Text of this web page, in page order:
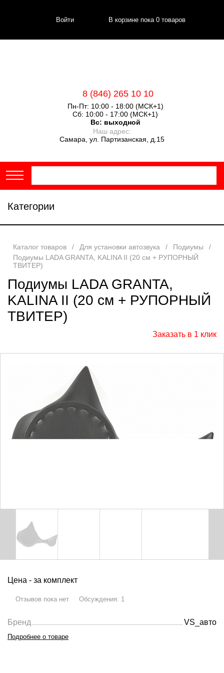
Войти В корзине пока 0товаров
8 (846) 265 10 10
Пн-Пт: 10:00 - 18:00 (МСК+1)
Сб: 10:00 - 17:00 (МСК+1)
Вс: выходной
Наш адрес:
Самара, ул. Партизанская, д.15
Категории
Каталог товаров / Для установки автозвука / Подиумы
/
Подиумы LADA GRANTA, KALINA II (20 см + РУПОРНЫЙ
ТВИТЕР)
Подиумы LADA GRANTA,
KALINA II (20 см + РУПОРНЫЙ
ТВИТЕР)
Заказать в 1 клик
Цена - за комплект
Отзывов пока нет Обсуждения: 1
Бренд VS_авто
Подробнее о товаре